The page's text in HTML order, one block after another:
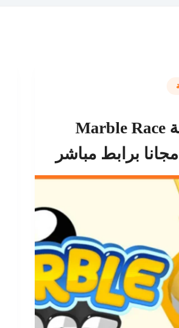
تحميل لعبة Marble Race
مجانا برابط مباشر